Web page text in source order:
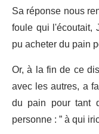
Sa réponse nous
foule qui
pu acheter du pain
Or, à la fin de ce
avec les autres, a
du pain pour tant
personne : ” à qui